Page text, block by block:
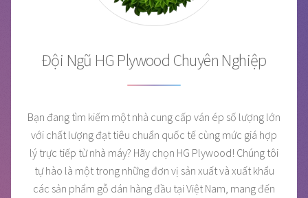
Đội Ngũ HG Plywood Chuyên Nghiệp
Bạn đang tìm kiếm một nhà cung cấp ván ép số lượng lớn
với chất lượng đạt tiêu chuẩn quốc tế cùng mức giá hợp
lý trực tiếp từ nhà máy? Hãy chọn HG Plywood! Chúng tôi
tự hào là một trong những đơn vị sản xuất và xuất khẩu
các sản phẩm gỗ dán hàng đầu tại Việt Nam, mang đến